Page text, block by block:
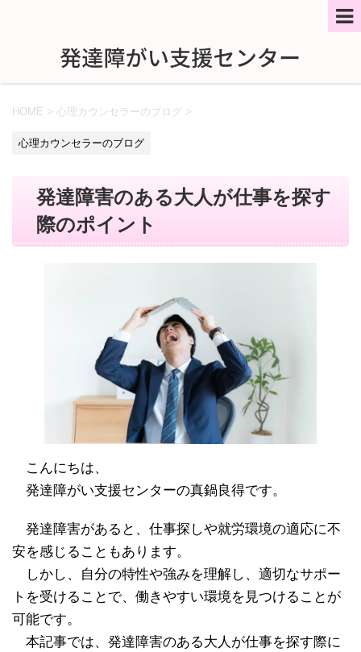
HOME > 心理カウンセラーのブログ >
心理カウンセラーのブログ
発達障害のある大人が仕事を探す
際のポイント
こんにちは、
発達障がい支援センターの真鍋良得です。
発達障害があると、仕事探しや就労環境の適応に不
安を感じることもあります。
しかし、自分の特性や強みを理解し、適切なサポー
トを受けることで、働きやすい環境を見つけることが
可能です。
本記事では、発達障害のある大人が仕事を探す際に